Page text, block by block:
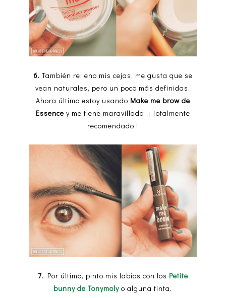
6. También relleno mis cejas, me gusta que se
vean naturales, pero un poco más definidas.
Ahora último estoy usando Make me brow de
Essence y me tiene maravillada. ¡ Totalmente
recomendado !
7. Por último, pinto mis labios con los Petite
bunny de Tonymoly o alguna tinta,